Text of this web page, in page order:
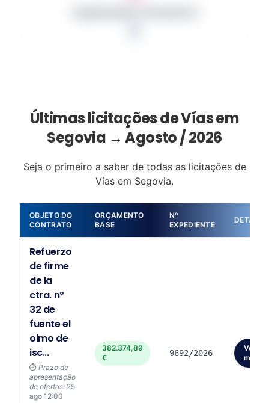
Últimas licitações de Vías em
Segovia → Agosto / 2026
Seja o primeiro a saber de todas as licitações de
Vías em Segovia.
OBJETO DO
CONTRATO
ORÇAMENTO
BASE
Nº
EXPEDIENTE
Refuerzo
de firme
de la
ctra. nº
32 de
fuente el
olmo de
isc...
⏱️ Prazo de
apresentação
de ofertas: 25
ago 12:00
382.374,89
€
9692/2026
Ver
mais